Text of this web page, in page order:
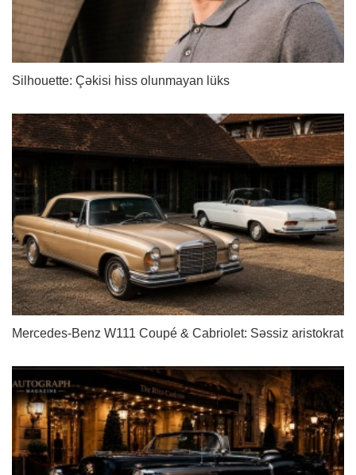
Silhouette: Çəkisi hiss olunmayan lüks
Mercedes-Benz W111 Coupé & Cabriolet: Səssiz aristokrat